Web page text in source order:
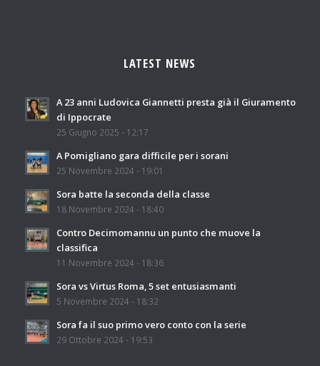
LATEST NEWS
A 23 anni Ludovica Giannetti presta già il Giuramento
di Ippocrate
25 Giugno 2025 - 12:17
A Pomigliano gara difficile per i sorani
25 Novembre 2024 - 19:01
Sora batte la seconda della classe
18 Novembre 2024 - 18:40
Contro Decimomannu un punto che muove la
classifica
11 Novembre 2024 - 18:36
Sora vs Virtus Roma, 5 set entusiasmanti
5 Novembre 2024 - 18:32
Sora fa il suo primo vero conto con la serie
29 Ottobre 2024 - 19:53